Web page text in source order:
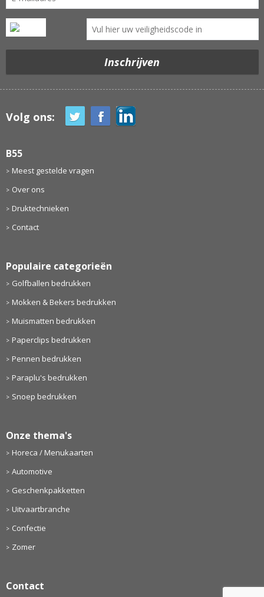
Volg ons:
B55
Meest gestelde vragen
Over ons
Druktechnieken
Contact
Populaire categorieën
Golfballen bedrukken
Mokken & Bekers bedrukken
Muismatten bedrukken
Paperclips bedrukken
Pennen bedrukken
Paraplu's bedrukken
Snoep bedrukken
Onze thema's
Horeca / Menukaarten
Automotive
Geschenkpakketten
Uitvaartbranche
Confectie
Zomer
Contact